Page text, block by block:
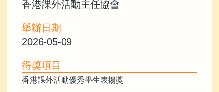
香港課外活動主任協會
舉辦日期
2026-05-09
得獎項目
香港課外活動優秀學生表揚獎